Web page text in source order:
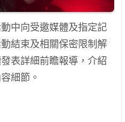
中向受邀媒體及指定記
結束及相關保密限制解
表詳細前瞻報導，介紹
細節。